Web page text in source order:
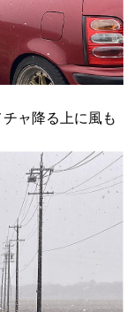
ャ降る上に風も